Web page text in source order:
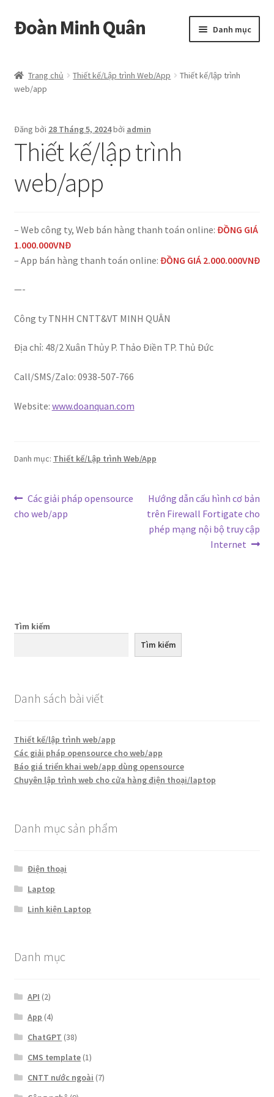
Đi
đến
hướng
Chuyển
đến
dung
Đoàn Minh Quân Danh mục
Curriculum Vitae
Cửa hàng
Hồ sơ năng lực
Liên hệ
rộng
con
Trang chủ Thiết kế/Lập trình Web/App
Thiết kế/lập trình
web/app
Đăng bởi 28 Tháng 5, 2024bởi admin
Thiết kế/lập trình
web/app
– Web công ty, Web bán hàng thanh toán online: ĐỒNG GIÁ
1.000.000VNĐ
– App bán hàng thanh toán online: ĐỒNG GIÁ 2.000.000VNĐ
—-
Công ty TNHH CNTT&VT MINH QUÂN
Địa chỉ: 48/2 Xuân Thủy P. Thảo Điền TP. Thủ Đức
Call/SMS/Zalo: 0938-507-766
Website: www.doanquan.com
Danh mục: Thiết kế/Lập trình Web/App
Điều
hướng
Bài
trước:
Các giải pháp opensource
cho web/app
Bài
tiếp
theo:
Hướng dẫn cấu hình cơ bản
trên Firewall Fortigate cho
phép mạng nội bộ truy cập
Internet
Tìm kiếm
Tìm kiếm
Danh sách bài viết
Thiết kế/lập trình web/app
Các giải pháp opensource cho web/app
Báo giá triển khai web/app dùng opensource
Chuyên lập trình web cho cửa hàng điện thoại/laptop
Danh mục sản phẩm
Điện thoại
Laptop
Linh kiện Laptop
Danh mục
API (2)
App (4)
ChatGPT (38)
CMS template (1)
CNTT nước ngoài (7)